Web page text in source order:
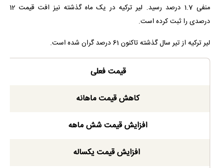
منفی 1.7 درصد رسید. لیر ترکیه در یک ماه گذشته نیز افت قیمت 12
درصدی را ثبت کرده است.
لیر ترکیه از تیر سال گذشته تاکنون 61 درصد گران شده است.
قیمت فعلی
کاهش قیمت ماهانه
افزایش قیمت شش ماهه
افزایش قیمت یکساله